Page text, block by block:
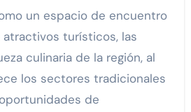
un espacio de encuentro
turísticos, las
culinaria de la región, al
los sectores tradicionales
de